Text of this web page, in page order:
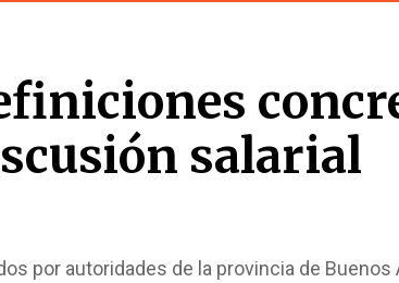
salarial
por autoridades de la provincia de Buenos